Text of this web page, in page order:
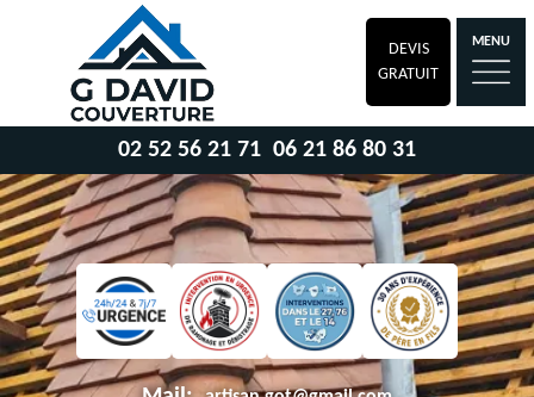
DEVIS
GRATUIT
MENU
02 52 56 21 71 06 21 86 80 31